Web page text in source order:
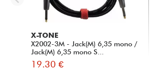
X-TONE
X2002-3M - Jack(M) 6,35 mono /
Jack(M) 6,35 mono S...
19.30 €